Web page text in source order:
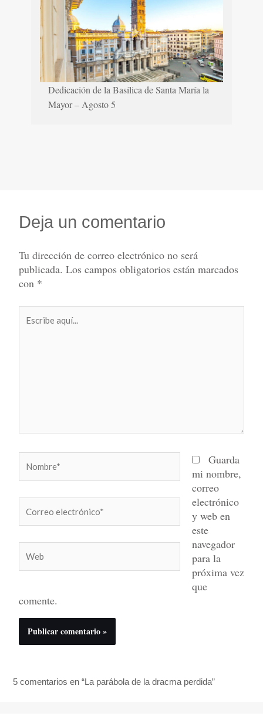
Dedicación de la Basílica de Santa María la
Mayor – Agosto 5
Deja un comentario
Tu dirección de correo electrónico no será
publicada. Los campos obligatorios están marcados
con *
aquí...
electrónico*
Guarda
mi nombre,
correo
electrónico
y web en
este
navegador
para la
próxima vez
que
comente.
5 comentarios en “La parábola de la dracma perdida”